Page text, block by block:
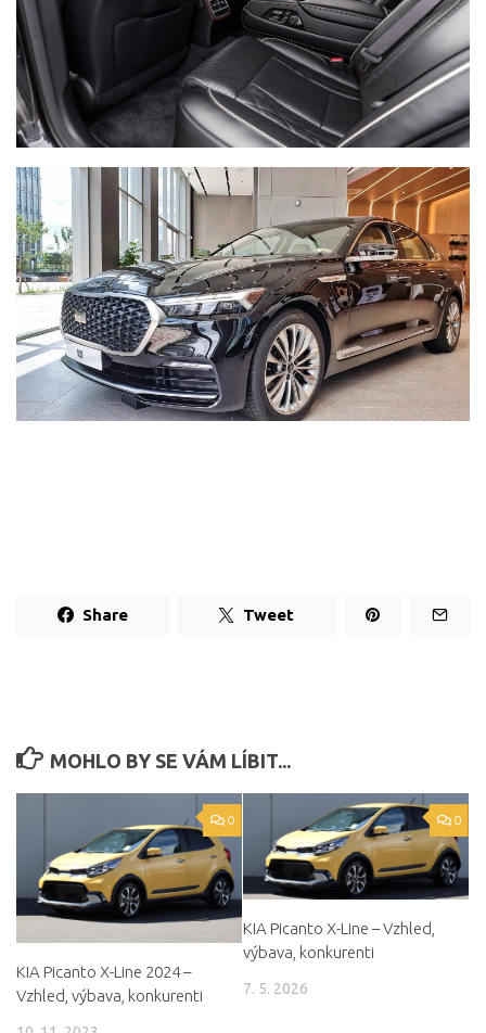
Share Tweet
MOHLO BY SE VÁM LÍBIT...
0
KIA Picanto X-Line 2024 –
Vzhled, výbava, konkurenti
0
KIA Picanto X-Line – Vzhled,
výbava, konkurenti
7. 5. 2026